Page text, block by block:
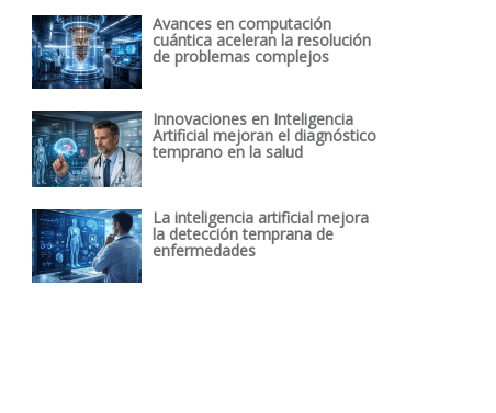
Avances en computación
cuántica aceleran la resolución
de problemas complejos
Innovaciones en Inteligencia
Artificial mejoran el diagnóstico
temprano en la salud
La inteligencia artificial mejora
la detección temprana de
enfermedades